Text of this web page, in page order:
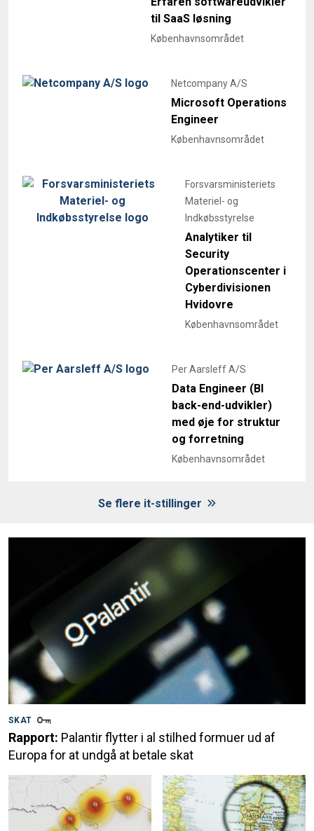
til SaaS løsning
Københavnsområdet
Netcompany A/S
Microsoft Operations
Engineer
Københavnsområdet
Forsvarsministeriets
Materiel- og
Indkøbsstyrelse
Analytiker til
Security
Operationscenter i
Cyberdivisionen
Hvidovre
Københavnsområdet
Per Aarsleff A/S
Data Engineer (BI
back-end-udvikler)
med øje for struktur
og forretning
Københavnsområdet
Se flere it-stillinger
SKAT
Rapport: Palantir flytter i al stilhed formuer ud af
Europa for at undgå at betale skat